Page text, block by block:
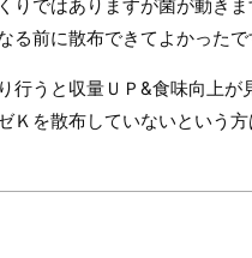
りではありますが菌が動き
る前に散布できてよかったで
行うと収量ＵＰ&食味向上が
Ｋを散布していないという